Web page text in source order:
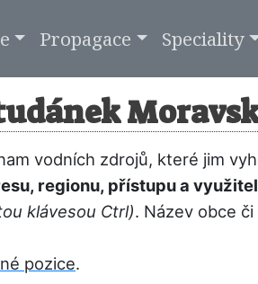
Propagace Speciality
vodních zdrojů, které jim
regionu, přístupu a
klávesou Ctrl). Název obce
pozice.